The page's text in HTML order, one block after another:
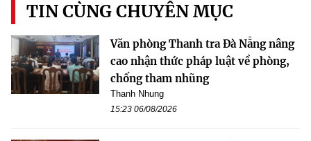
TIN CÙNG CHUYÊN MỤC
Văn phòng Thanh tra Đà Nẵng nâng
cao nhận thức pháp luật về phòng,
chống tham nhũng
Thanh Nhung
15:23 06/08/2026